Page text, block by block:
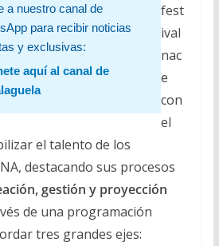
a nuestro canal de
para recibir noticias
y exclusivas:
aquí al canal de
fest
ival
nac
e
con
el
el talento de los
destacando sus procesos
gestión y proyección
de una programación
tres grandes ejes: